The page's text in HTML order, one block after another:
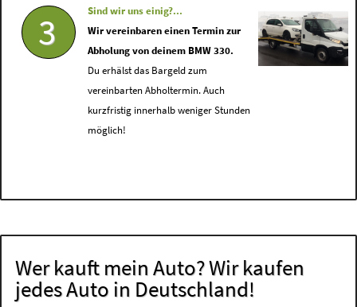
3
Sind wir uns einig?...
Wir vereinbaren einen Termin zur
Abholung von deinem BMW 330.
Du erhälst das Bargeld zum
vereinbarten Abholtermin. Auch
kurzfristig innerhalb weniger Stunden
möglich!
Wer kauft mein Auto? Wir kaufen
jedes Auto in Deutschland!